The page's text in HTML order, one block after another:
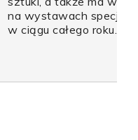
na wystawach
w ciągu całego roku.